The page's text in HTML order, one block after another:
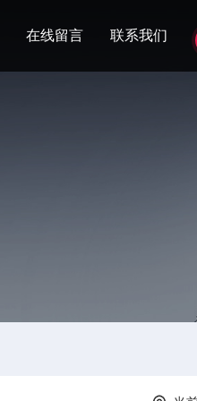
在线留言 联系我们